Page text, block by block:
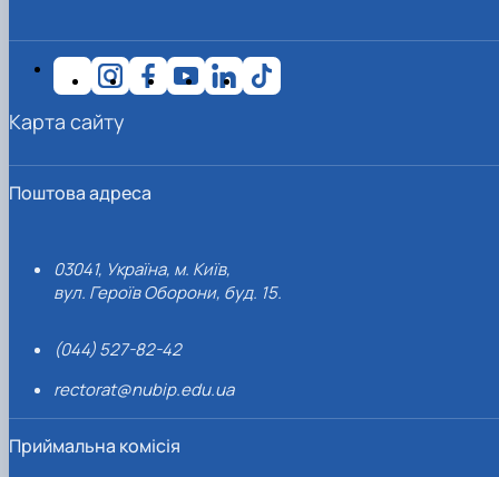
Поштова адреса
03041, Україна, м. Київ,
вул. Героїв Оборони, буд. 15.
(044) 527-82-42
rectorat@nubip.edu.ua
Приймальна комісія
Карта сайту